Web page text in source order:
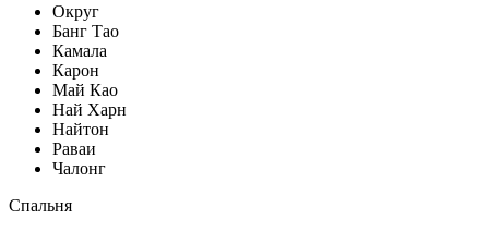
Округ
Банг Тао
Камала
Карон
Май Као
Най Харн
Найтон
Раваи
Чалонг
Спальня